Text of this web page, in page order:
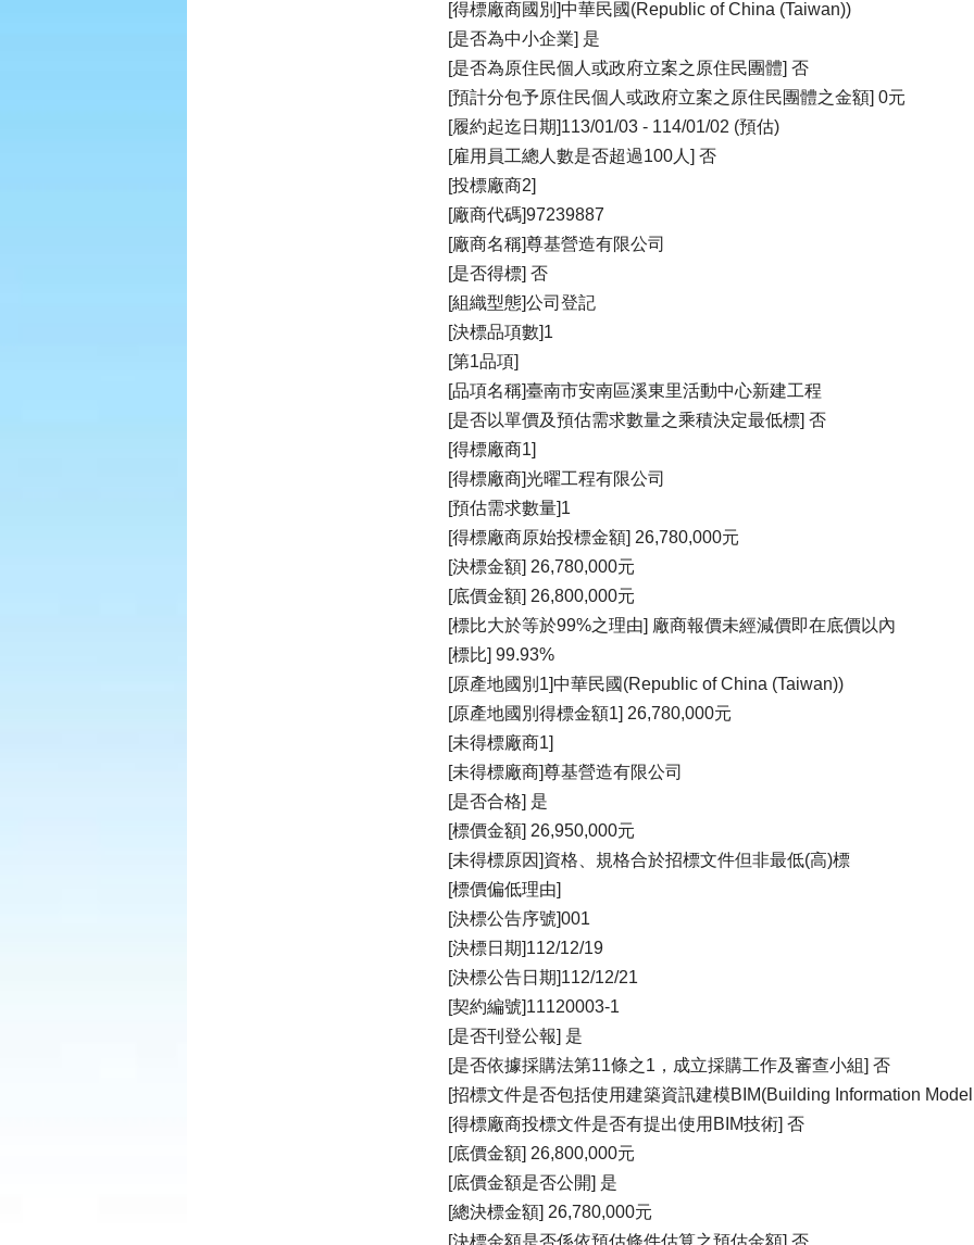
[得標廠商國別]中華民國(Republic of China (Taiwan))
[是否為中小企業] 是
[是否為原住民個人或政府立案之原住民團體] 否
[預計分包予原住民個人或政府立案之原住民團體之金額] 0元
[履約起迄日期]113/01/03 - 114/01/02 (預估)
[雇用員工總人數是否超過100人] 否
[投標廠商2]
[廠商代碼]97239887
[廠商名稱]尊基營造有限公司
[是否得標] 否
[組織型態]公司登記
[決標品項數]1
[第1品項]
[品項名稱]臺南市安南區溪東里活動中心新建工程
[是否以單價及預估需求數量之乘積決定最低標] 否
[得標廠商1]
[得標廠商]光曜工程有限公司
[預估需求數量]1
[得標廠商原始投標金額] 26,780,000元
[決標金額] 26,780,000元
[底價金額] 26,800,000元
[標比大於等於99%之理由] 廠商報價未經減價即在底價以內
[標比] 99.93%
[原產地國別1]中華民國(Republic of China (Taiwan))
[原產地國別得標金額1] 26,780,000元
[未得標廠商1]
[未得標廠商]尊基營造有限公司
[是否合格] 是
[標價金額] 26,950,000元
[未得標原因]資格、規格合於招標文件但非最低(高)標
[標價偏低理由]
[決標公告序號]001
[決標日期]112/12/19
[決標公告日期]112/12/21
[契約編號]11120003-1
[是否刊登公報] 是
[是否依據採購法第11條之1，成立採購工作及審查小組] 否
[招標文件是否包括使用建築資訊建模BIM(Building Information
[得標廠商投標文件是否有提出使用BIM技術] 否
[底價金額] 26,800,000元
[底價金額是否公開] 是
[總決標金額] 26,780,000元
[決標金額是否係依預估條件估算之預估金額] 否